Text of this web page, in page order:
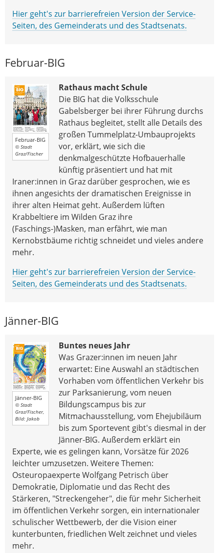
Hier geht's zur barrierefreien Version der Service-
Seiten, des Gemeinderats und des Stadtsenats.
Februar-BIG
Februar-BIG
© Stadt
Graz/Fischer
Rathaus macht Schule
Die BIG hat die Volksschule
Gabelsberger bei ihrer Führung durchs
Rathaus begleitet, stellt alle Details des
großen Tummelplatz-Umbauprojekts
vor, erklärt, wie sich die
denkmalgeschützte Hofbauerhalle
künftig präsentiert und hat mit
Iraner:innen in Graz darüber gesprochen, wie es
ihnen angesichts der dramatischen Ereignisse in
ihrer alten Heimat geht. Außerdem lüften
Krabbeltiere im Wilden Graz ihre
(Faschings-)Masken, man erfährt, wie man
Kernobstbäume richtig schneidet und vieles andere
mehr.
Hier geht's zur barrierefreien Version der Service-
Seiten, des Gemeinderats und des Stadtsenats.
Jänner-BIG
Jänner-BIG
© Stadt
Graz/Fischer,
Bild: Jakob
Buntes neues Jahr
Was Grazer:innen im neuen Jahr
erwartet: Eine Auswahl an städtischen
Vorhaben vom öffentlichen Verkehr bis
zur Parksanierung, vom neuen
Bildungscampus bis zur
Mitmachausstellung, vom Ehejubiläum
bis zum Sportevent gibt's diesmal in der
Jänner-BIG. Außerdem erklärt ein
Experte, wie es gelingen kann, Vorsätze für 2026
leichter umzusetzen. Weitere Themen:
Osteuropaexperte Wolfgang Petrisch über
Demokratie, Diplomatie und das Recht des
Stärkeren, "Streckengeher", die für mehr Sicherheit
im öffentlichen Verkehr sorgen, ein internationaler
schulischer Wettbewerb, der die Vision einer
kunterbunten, friedlichen Welt zeichnet und vieles
mehr.